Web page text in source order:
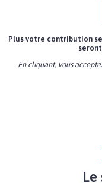
Plus votre contribution
En cliquant, vous
Le